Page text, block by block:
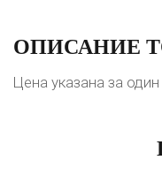
ОПИСАНИЕ
Цена указана за один